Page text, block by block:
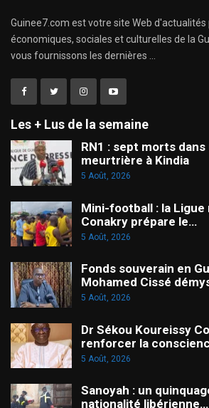
Guinee7.com est votre site Web d'actualités
économiques, sociales et culturelles de la
vous fournissons les dernières ...
Les + Lus de la semaine
RN1 : sept morts
meurtrière à Kindia
5 Août, 2026
Mini-football : la Ligue
Conakry prépare le…
5 Août, 2026
Fonds souverain en
Mohamed Cissé
5 Août, 2026
Dr Sékou Koureissy
renforcer la
5 Août, 2026
Sanoyah : un
nationalité libérienne…